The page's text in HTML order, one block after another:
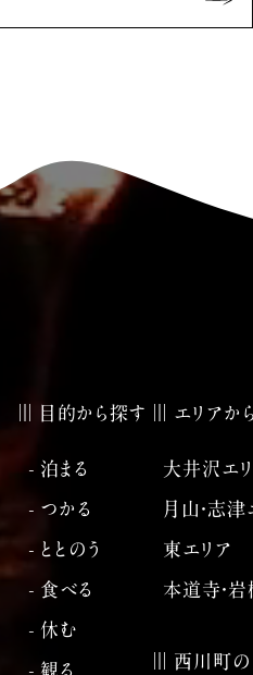
目的から探す
- 泊まる
- つかる
- ととのう
- 食べる
- 休む
- 観る
エリアか
大井沢エ
月山・志津
東エリア
本道寺・
西川町の